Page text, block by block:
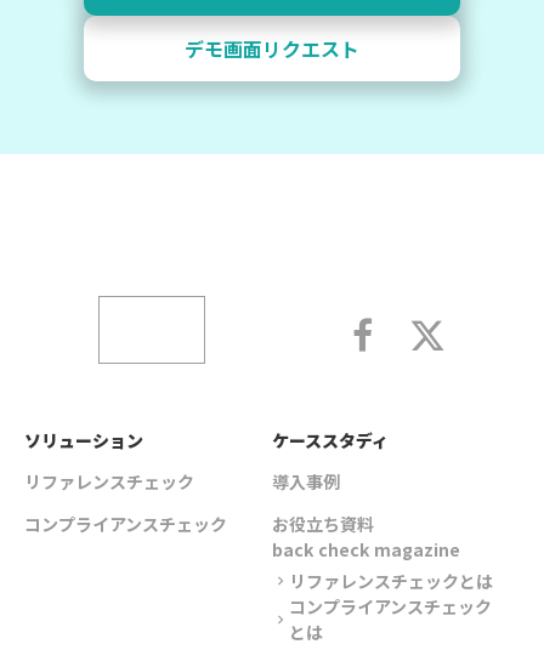
デモ画面リクエスト
ソリューション
リファレンスチェック
コンプライアンスチェック
ケーススタディ
導入事例
お役立ち資料
back check magazine
chevron_right リファレンスチェックとは
chevron_right
コンプライアンスチェック
とは